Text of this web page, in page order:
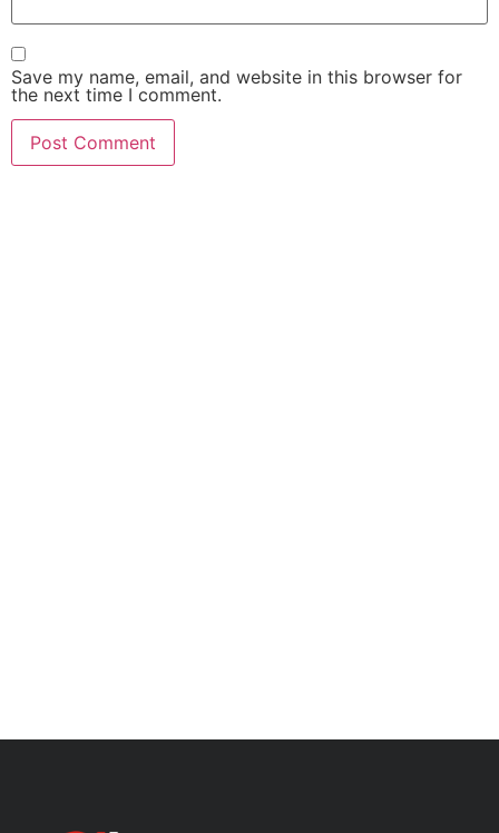
Save my name, email, and website in this browser for
the next time I comment.